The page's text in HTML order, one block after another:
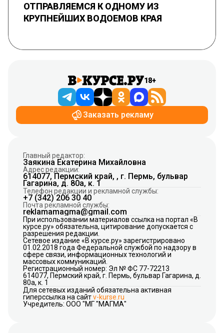
ОТПРАВЛЯЕМСЯ К ОДНОМУ ИЗ
КРУПНЕЙШИХ ВОДОЕМОВ КРАЯ
18+
Заказать рекламу
Главный редактор:
Заякина Екатерина Михайловна
Адрес редакции:
614077, Пермский край, , г. Пермь, бульвар
Гагарина, д. 80а, к. 1
Телефон редакции и рекламной службы:
+7 (342) 206 30 40
Почта рекламной службы:
reklamamagma@gmail.com
При использовании материалов ссылка на портал «В
курсе.ру» обязательна, цитирование допускается с
разрешения редакции.
Сетевое издание «В курсе.ру» зарегистрировано
01.02.2018 года Федеральной службой по надзору в
сфере связи, информационных технологий и
массовых коммуникаций.
Регистрационный номер: Эл № ФС 77-72213
614077, Пермский край, г. Пермь, бульвар Гагарина, д.
80а, к. 1
Для сетевых изданий обязательна активная
гиперссылка на сайтv-kurse.ru
Учредитель: ООО "МГ "МАГМА"